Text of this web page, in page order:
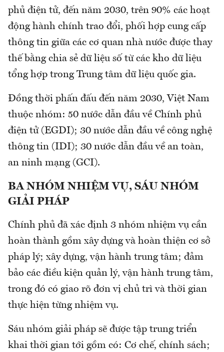
phủ điện tử, đến năm 2030, trên 90% các hoạt
động hành chính trao đổi, phối hợp cung cấp
thông tin giữa các cơ quan nhà nước được thay
thế bằng chia sẻ dữ liệu số từ các kho dữ liệu
tổng hợp trong Trung tâm dữ liệu quốc gia.
Đồng thời phấn đấu đến năm 2030, Việt Nam
thuộc nhóm: 50 nước dẫn đầu về Chính phủ
điện tử (EGDI); 30 nước dẫn đầu về công nghệ
thông tin (IDI); 30 nước dẫn đầu về an toàn,
an ninh mạng (GCI).
BA NHÓM NHIỆM VỤ, SÁU NHÓM
GIẢI PHÁP
Chính phủ đã xác định 3 nhóm nhiệm vụ cần
hoàn thành gồm xây dựng và hoàn thiện cơ sở
pháp lý; xây dựng, vận hành trung tâm; đảm
bảo các điều kiện quản lý, vận hành trung tâm,
trong đó có giao rõ đơn vị chủ trì và thời gian
thực hiện từng nhiệm vụ.
Sáu nhóm giải pháp sẽ được tập trung triển
khai thời gian tới gồm có: Cơ chế, chính sách;